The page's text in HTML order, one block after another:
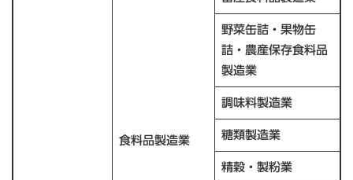
食料品製造業
野菜缶詰・果物缶
詰・農産保存食料品
製造業
調味料製造業
糖類製造業
精穀・製粉業